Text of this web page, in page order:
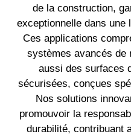
de la construction,
exceptionnelle dans une
Ces applications
systèmes avancés de
aussi des surfaces
sécurisées, conçues
Nos solutions
promouvoir la
durabilité, contribuant